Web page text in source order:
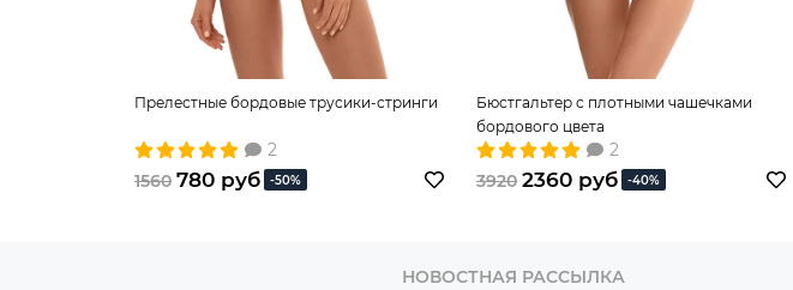
Прелестные бордовые трусики-стринги
2
1560 780 руб -50%
Бюстгальтер с плотными чашечками
бордового цвета
2
3920 2360 руб -40%
НОВОСТНАЯ РАССЫЛКА